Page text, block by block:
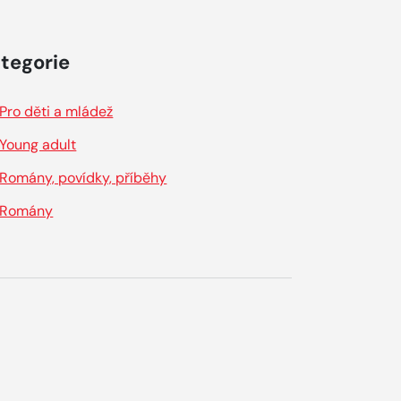
Pro děti a mládež
Young adult
Romány, povídky, příběhy
Romány